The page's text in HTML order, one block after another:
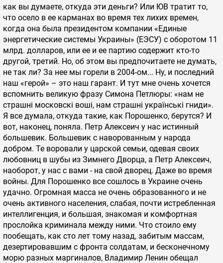
как вы думаете, откуда эти деньги? Или ЮВ тратит то,
что осело в ее карманах во время тех лихих времен,
когда она была президентом компании «Единые
энергетические системы Украины» (ЕЭСУ) с оборотом 11
млрд. долларов, или ее и ее партию содержит кто-то
другой, третий. Но, об этом вы предпочитаете не думать,
не так ли? За нее мы горели в 2004-ом... Ну, и последний
наш «герой» – это наш гарант. И тут мне очень хочется
вспомнить великую фразу Симона Петлюры: «нам не
страшнi московскi вошi, нам страшнi українські гниди».
Я все думала, откуда такие, как Порошенко, берутся? И
вот, наконец, поняла. Петр Алексеич у нас истинный
большевик. Большевик с наворованным у народа
добром. Те воровали у царской семьи, одевая своих
любовниц в шубы из Зимнего Дворца, а Петр Алексеич,
наоборот, у нас с вами - на свой дворец. Даже во время
войны. Для Порошенко все сошлось в Украине очень
удачно. Огромная масса не очень образованного и не
очень активного населения, слабая, почти истребленная
интеллигенция, и большая, знакомая и комфортная
прослойка криминала между ними. Что стоило ему
пообещать, как сто лет тому назад, забитым массам,
дезертировавшим с фронта солдатам, и бесконечному
морю разных маргиналов, Владимир Ленин обещал